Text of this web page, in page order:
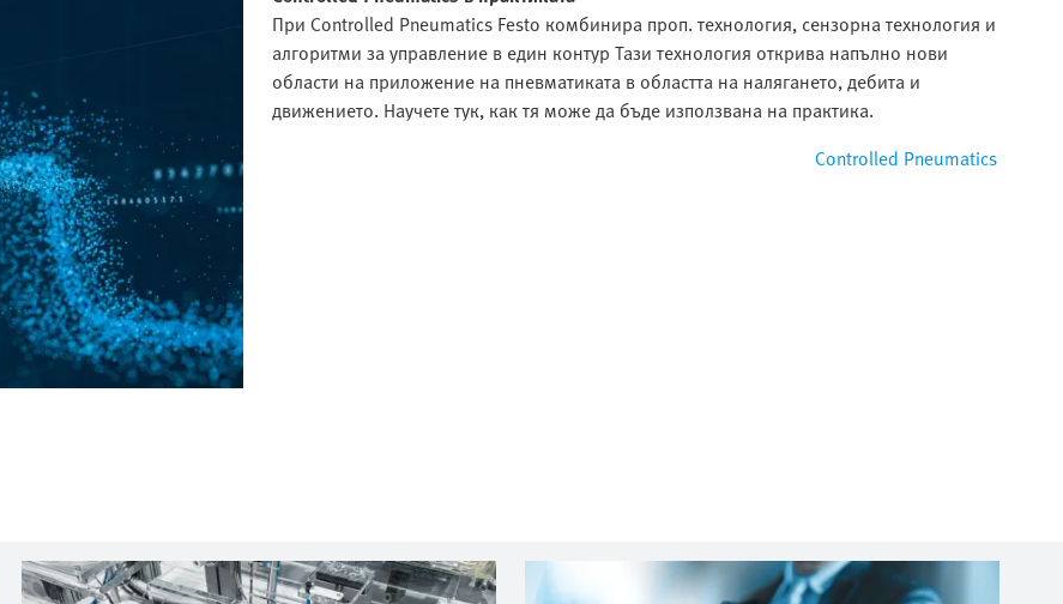
При Controlled Pneumatics Festo комбинира проп. технология, сензорна технология и
алгоритми за управление в един контур Тази технология открива напълно нови
области на приложение на пневматиката в областта на налягането, дебита и
движението. Научете тук, как тя може да бъде използвана на практика.
Controlled Pneumatics